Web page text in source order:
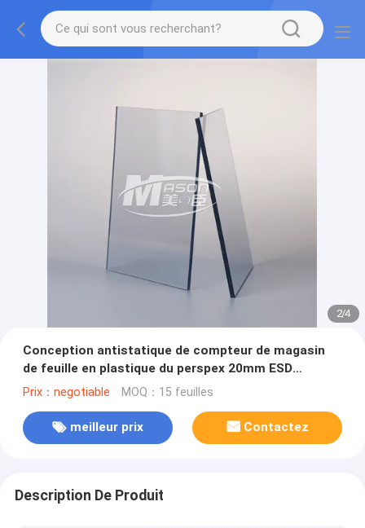
2/4
Conception antistatique de compteur de magasin
de feuille en plastique du perspex 20mm ESD
décorative
Prix：negotiable MOQ：15 feuilles
meilleur prix Contactez
Description De Produit